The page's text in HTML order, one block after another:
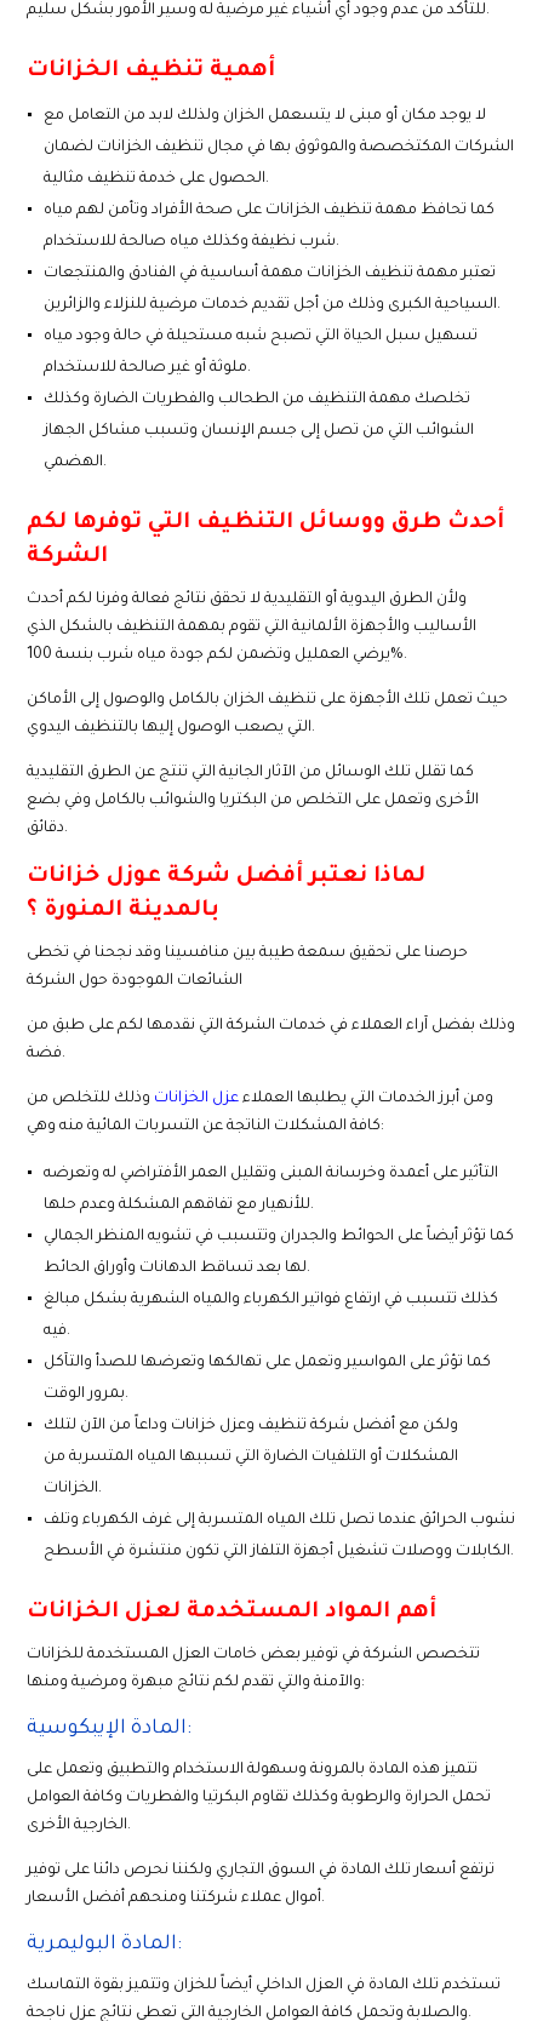
للتأكد من عدم وجود أي أشياء غير مرضية له وسير الأمور بشكل سليم.
أهمية تنظيف الخزانات
لا يوجد مكان أو مبنى لا يتسعمل الخزان ولذلك لابد من التعامل مع
الشركات المكتخصصة والموثوق بها في مجال تنظيف الخزانات لضمان
الحصول على خدمة تنظيف مثالية.
كما تحافظ مهمة تنظيف الخزانات على صحة الأفراد وتأمن لهم مياه
شرب نظيفة وكذلك مياه صالحة للاستخدام.
تعتبر مهمة تنظيف الخزانات مهمة أساسية في الفنادق والمنتجعات
السياحية الكبرى وذلك من أجل تقديم خدمات مرضية للنزلاء والزائرين.
تسهيل سبل الحياة التي تصبح شبه مستحيلة في حالة وجود مياه
ملوثة أو غير صالحة للاستخدام.
تخلصك مهمة التنظيف من الطحالب والفطريات الضارة وكذلك
الشوائب التي من تصل إلى جسم الإنسان وتسبب مشاكل الجهاز
الهضمي.
أحدث طرق ووسائل التنظيف التي توفرها لكم
الشركة
ولأن الطرق اليدوية أو التقليدية لا تحقق نتائج فعالة وفرنا لكم أحدث
الأساليب والأجهزة الألمانية التي تقوم بمهمة التنظيف بالشكل الذي
يرضي العمليل وتضمن لكم جودة مياه شرب بنسة 100%.
حيث تعمل تلك الأجهزة على تنظيف الخزان بالكامل والوصول إلى الأماكن
التي يصعب الوصول إليها بالتنظيف اليدوي.
كما تقلل تلك الوسائل من الآثار الجانية التي تنتج عن الطرق التقليدية
الأخرى وتعمل على التخلص من البكتريا والشوائب بالكامل وفي بضع
دقائق.
لماذا نعتبر أفضل شركة عوزل خزانات
بالمدينة المنورة ؟
حرصنا على تحقيق سمعة طيبة بين منافسينا وقد نجحنا في تخطى
الشائعات الموجودة حول الشركة
وذلك بفضل آراء العملاء في خدمات الشركة التي نقدمها لكم على طبق من
فضة.
ومن أبرز الخدمات التي يطلبها العملاء عزل الخزانات وذلك للتخلص من
كافة المشكلات الناتجة عن التسربات المائية منه وهي:
التأثير على أعمدة وخرسانة المبنى وتقليل العمر الأفتراضي له وتعرضه
للأنهيار مع تفاقهم المشكلة وعدم حلها.
كما تؤثر أيضاً على الحوائط والجدران وتتسبب في تشويه المنظر الجمالي
لها بعد تساقط الدهانات وأوراق الحائط.
كذلك تتسبب في ارتفاع فواتير الكهرباء والمياه الشهرية بشكل مبالغ
فيه.
كما تؤثر على المواسير وتعمل على تهالكها وتعرضها للصدأ والتآكل
بمرور الوقت.
ولكن مع أفضل شركة تنظيف وعزل خزانات وداعاً من الآن لتلك
المشكلات أو التلفيات الضارة التي تسببها المياه المتسربة من
الخزانات.
نشوب الحرائق عندما تصل تلك المياه المتسربة إلى غرف الكهرباء وتلف
الكابلات ووصلات تشغيل أجهزة التلفاز التي تكون منتشرة في الأسطح.
أهم المواد المستخدمة لعزل الخزانات
تتخصص الشركة في توفير بعض خامات العزل المستخدمة للخزانات
والآمنة والتي تقدم لكم نتائج مبهرة ومرضية ومنها:
المادة الإيبكوسية:
تتميز هذه المادة بالمرونة وسهولة الاستخدام والتطبيق وتعمل على
تحمل الحرارة والرطوبة وكذلك تقاوم البكرتيا والفطريات وكافة العوامل
الخارجية الأخرى.
ترتفع أسعار تلك المادة في السوق التجاري ولكننا نحرص دائنا على توفير
أموال عملاء شركتنا ومنحهم أفضل الأسعار.
المادة البوليمرية:
تستخدم تلك المادة في العزل الداخلي أيضاً للخزان وتتميز بقوة التماسك
والصلابة وتحمل كافة العوامل الخارجية التي تعطي نتائج عزل ناجحة.